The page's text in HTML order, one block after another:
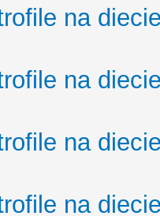
na
na
na
na